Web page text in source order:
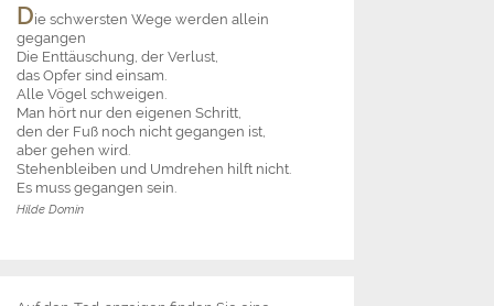
Die schwersten Wege werden allein
gegangen
Die Enttäuschung, der Verlust,
das Opfer sind einsam.
Alle Vögel schweigen.
Man hört nur den eigenen Schritt,
den der Fuß noch nicht gegangen ist,
aber gehen wird.
Stehenbleiben und Umdrehen hilft nicht.
Es muss gegangen sein.
Hilde Domin